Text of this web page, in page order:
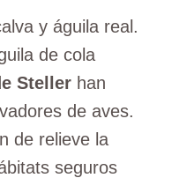
y águila real.
de cola
Steller han
de aves.
de relieve la
seguros